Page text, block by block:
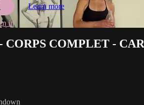
Learn more
in
CORPS COMPLET -